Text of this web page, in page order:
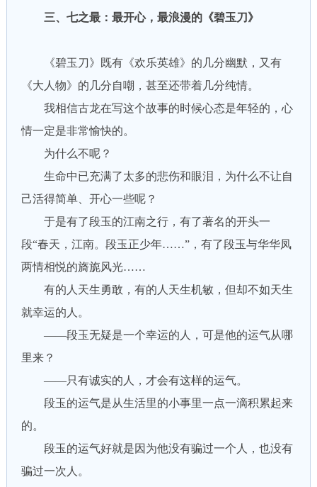
三、七之最：最开心，最浪漫的《碧玉刀》
《碧玉刀》既有《欢乐英雄》的几分幽默，又有
《大人物》的几分自嘲，甚至还带着几分纯情。
我相信古龙在写这个故事的时候心态是年轻的，心
情一定是非常愉快的。
为什么不呢？
生命中已充满了太多的悲伤和眼泪，为什么不让自
己活得简单、开心一些呢？
于是有了段玉的江南之行，有了著名的开头一
段“春天，江南。段玉正少年……”，有了段玉与华华凤
两情相悦的旖旎风光……
有的人天生勇敢，有的人天生机敏，但却不如天生
就幸运的人。
——段玉无疑是一个幸运的人，可是他的运气从哪
里来？
——只有诚实的人，才会有这样的运气。
段玉的运气是从生活里的小事里一点一滴积累起来
的。
段玉的运气好就是因为他没有骗过一个人，也没有
骗过一次人。